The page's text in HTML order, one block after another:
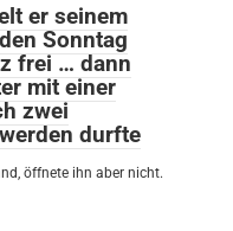
er seinem
Sonntag
frei … dann
mit einer
zwei
durfte
öffnete ihn aber nicht.